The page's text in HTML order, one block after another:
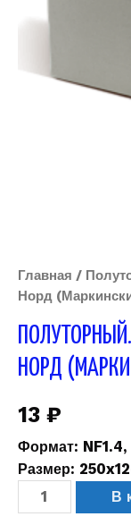
Главная /
Норд
НОРД
13 ₽
Формат: NF1.4,
Размер:
В